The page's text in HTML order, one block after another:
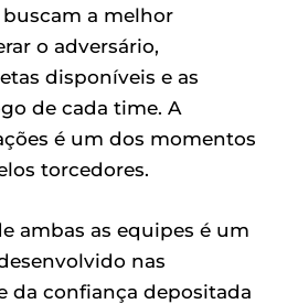
a melhor
o adversário,
disponíveis e as
de cada time. A
é um dos momentos
torcedores.
ambas as equipes é um
nas
da confiança depositada